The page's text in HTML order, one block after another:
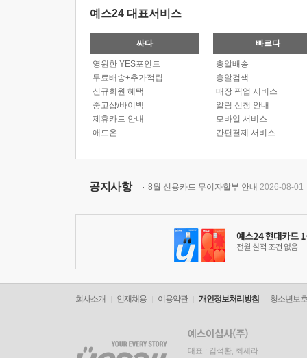
예스24 대표서비스
싸다
영원한 YES포인트
무료배송+추가적립
신규회원 혜택
중고샵/바이백
제휴카드 안내
애드온
빠르다
총알배송
총알검색
매장 픽업 서비스
알림 신청 안내
모바일 서비스
간편결제 서비스
공지사항 8월 신용카드 무이자할부 안내 2026-08-01
회사소개 인재채용 이용약관 개인정보처리방침 청소년보
대표 : 김석환, 최세라